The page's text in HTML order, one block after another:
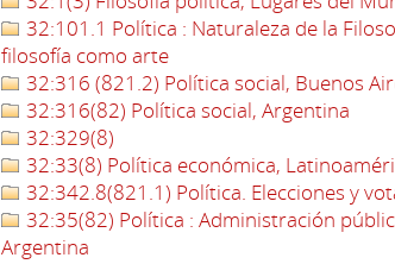
32:101.1 Política : Naturaleza de la
filosofía como arte
32:316 (821.2) Política social, Buenos
32:316(82) Política social, Argentina
32:329(8)
32:33(8) Política económica,
32:342.8(821.1) Política. Elecciones y
32:35(82) Política : Administración
Argentina